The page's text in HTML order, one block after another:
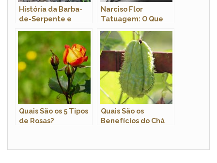
História da Barba-
de-Serpente e
Narciso Flor
Tatuagem: O Que
Quais São os 5 Tipos
de Rosas?
Quais São os
Benefícios do Chá